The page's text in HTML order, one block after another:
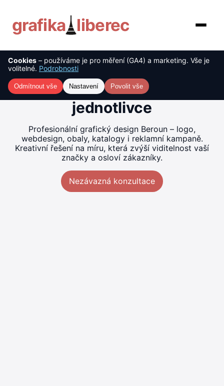
grafika liberec
O nás
Služby
Reference
Cookies – používáme je pro měření (GA4) a marketing. Vše je
volitelné. Podrobnosti
Odmítnout vše Nastavení Povolit vše
Tvorba grafiky Beroun –
kreativní řešení pro firmy i
jednotlivce
Profesionální grafický design Beroun – logo,
webdesign, obaly, katalogy i reklamní kampaně.
Kreativní řešení na míru, která zvýší viditelnost vaší
značky a osloví zákazníky.
Nezávazná konzultace